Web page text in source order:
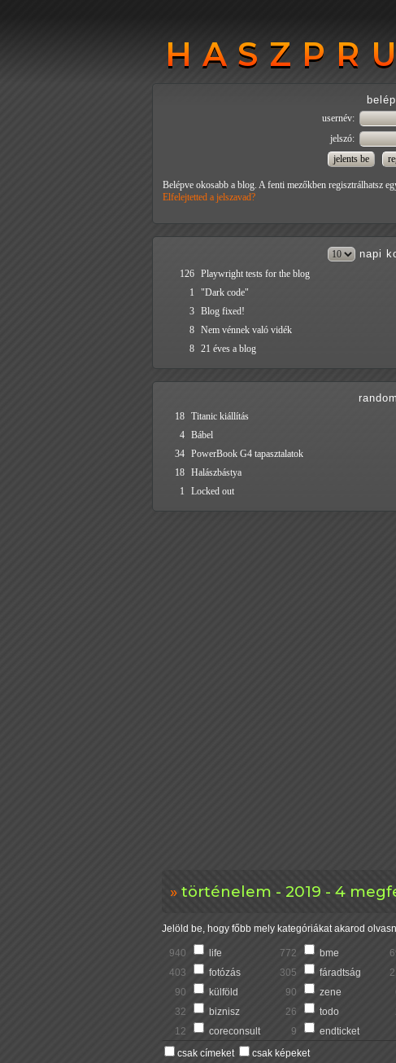
történelem - 2019 - 4
Jelöld be, hogy főbb mely kategóriákat akarod
940 life 772 bme
403
fotózás 305 fáradtság
90
külföld 90 zene
32
biznisz 26 todo
12
coreconsult 9 endticket
csak címeket
csak képeket
usernév:
jelszó:
Belépve okosabb a blog. A fenti mezőkben regisztrálhatsz
Elfelejtetted a jelszavad?
napi
126 Playwright tests for the blog
1
"Dark code"
3 Blog fixed!
8 Nem vénnek való vidék
8 21 éves a blog
18 Titanic kiállítás
4 Bábel
34 PowerBook G4 tapasztalatok
18 Halászbástya
1
Locked out